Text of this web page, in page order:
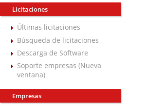
Licitaciones
Últimas licitaciones
Búsqueda de licitaciones
Descarga de Software
Soporte empresas (Nueva
ventana)
Empresas